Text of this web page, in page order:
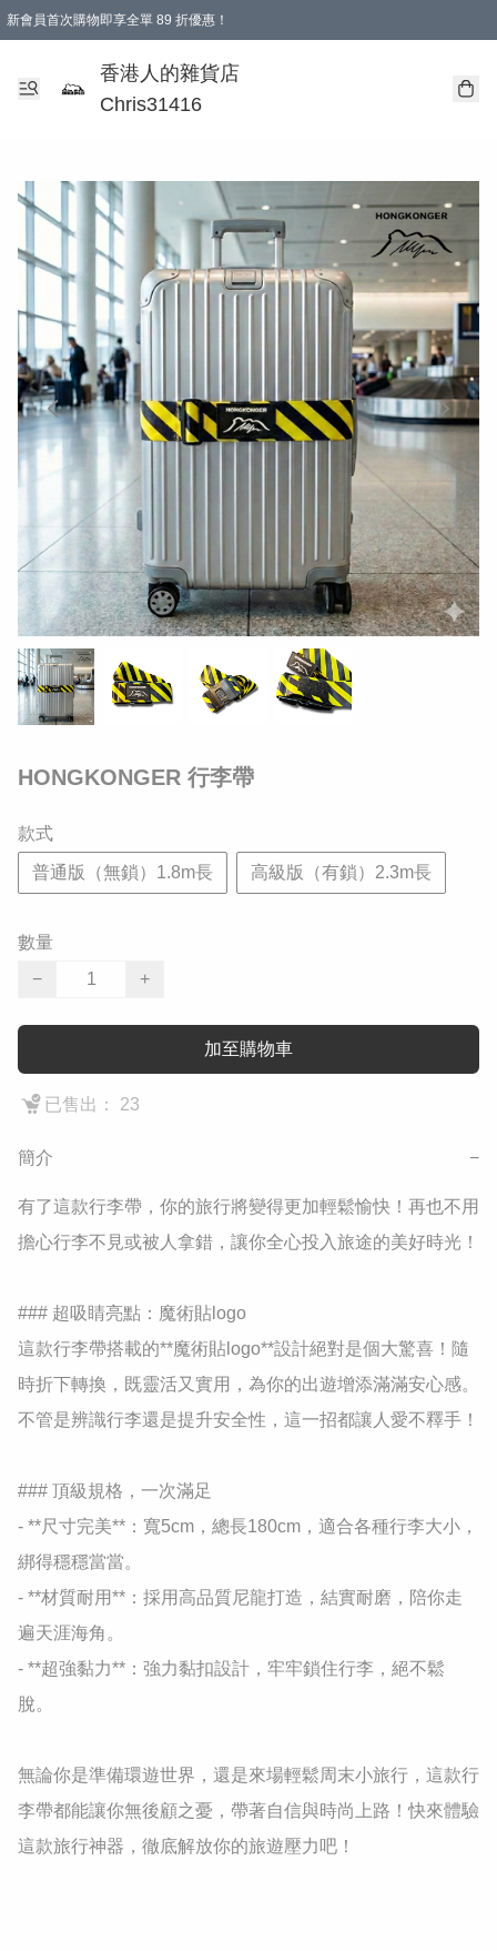
新會員首次購物即享全單 89 折優惠！
購物滿 HKD 499.00即享免運費優惠！（適用於 本地送貨、本地取貨 )
【滿 $300 專屬驚喜：無聲信物（最後一批）】
香港人的雜貨店
Chris31416
HONGKONGER 行李帶
款式
普通版（無鎖）1.8m長 高級版（有鎖）2.3m長
數量
−
+
加至購物車
已售出： 23
簡介 −
有了這款行李帶，你的旅行將變得更加輕鬆愉快！再也不用
擔心行李不見或被人拿錯，讓你全心投入旅途的美好時光！
### 超吸睛亮點：魔術貼logo
這款行李帶搭載的**魔術貼logo**設計絕對是個大驚喜！隨
時折下轉換，既靈活又實用，為你的出遊增添滿滿安心感。
不管是辨識行李還是提升安全性，這一招都讓人愛不釋手！
### 頂級規格，一次滿足
- **尺寸完美**：寬5cm，總長180cm，適合各種行李大小，
綁得穩穩當當。
- **材質耐用**：採用高品質尼龍打造，結實耐磨，陪你走
遍天涯海角。
- **超強黏力**：強力黏扣設計，牢牢鎖住行李，絕不鬆
脫。
無論你是準備環遊世界，還是來場輕鬆周末小旅行，這款行
李帶都能讓你無後顧之憂，帶著自信與時尚上路！快來體驗
這款旅行神器，徹底解放你的旅遊壓力吧！